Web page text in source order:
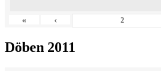
« ‹
Döben 2011